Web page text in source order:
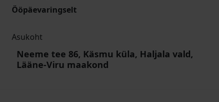
Ööpäevaringselt
Asukoht
Neeme tee 86, Käsmu küla, Haljala vald,
Lääne-Viru maakond